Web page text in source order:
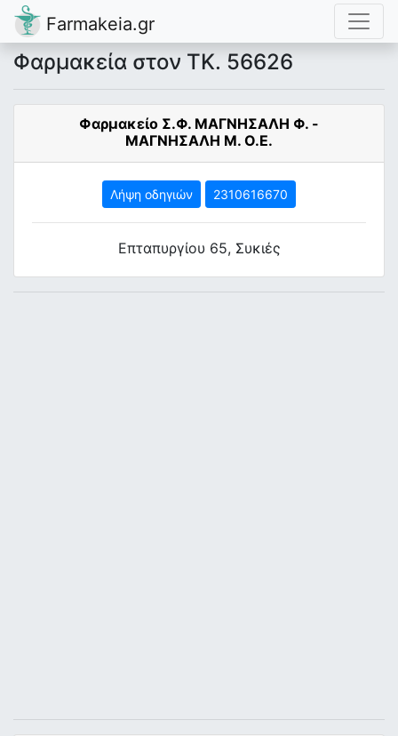
Farmakeia.gr
Φαρμακεία στον ΤΚ. 56626
Φαρμακείο Σ.Φ. ΜΑΓΝΗΣΑΛΗ Φ. -
ΜΑΓΝΗΣΑΛΗ Μ. Ο.Ε.
Λήψη οδηγιών 2310616670
Επταπυργίου 65, Συκιές